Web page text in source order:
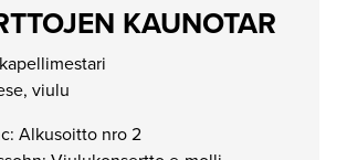
KAUNOTAR
viulu
Alkusoitto nro 2